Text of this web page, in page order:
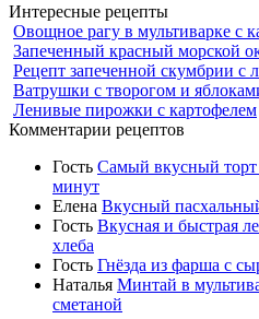
Интересные рецепты
Овощное рагу в мультиварке с
Запеченный красный морской
Рецепт запеченной скумбрии с
Ватрушки с творогом и
Ленивые пирожки с картофелем
Комментарии рецептов
Гость Самый вкусный торт
минут
Елена Вкусный
Гость Вкусная и быстрая
хлеба
Гость Гнёзда из фарша с
Наталья Минтай в
сметаной